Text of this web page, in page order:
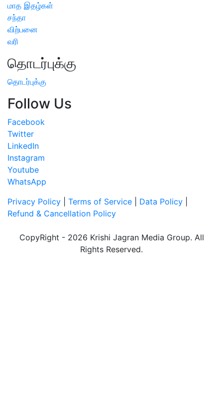
மாத இதழ்கள்
சந்தா
விற்பனை
வரி
தொடர்புக்கு
தொடர்புக்கு
Follow Us
Facebook
Twitter
LinkedIn
Instagram
Youtube
WhatsApp
Privacy Policy
Terms of Service Data Policy
Refund & Cancellation Policy
CopyRight - 2026 Krishi Jagran Media Group. All
Rights Reserved.